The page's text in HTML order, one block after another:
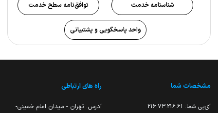
شناسنامه خدمت توافق‌نامه سطح خدمت
واحد پاسخگویی و پشتیبانی
مشخصات شما
آی‌پی شما: 216.73.216.61
راه های ارتباطی
آدرس: تهران - میدان امام خمینی-